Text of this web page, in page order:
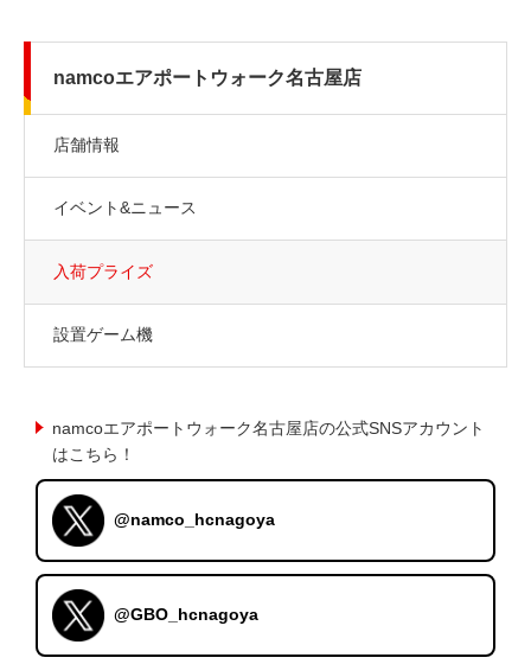
namcoエアポートウォーク名古屋店
店舗情報
イベント&ニュース
入荷プライズ
設置ゲーム機
namcoエアポートウォーク名古屋店の公式SNSアカウント
はこちら！
@namco_hcnagoya
@GBO_hcnagoya